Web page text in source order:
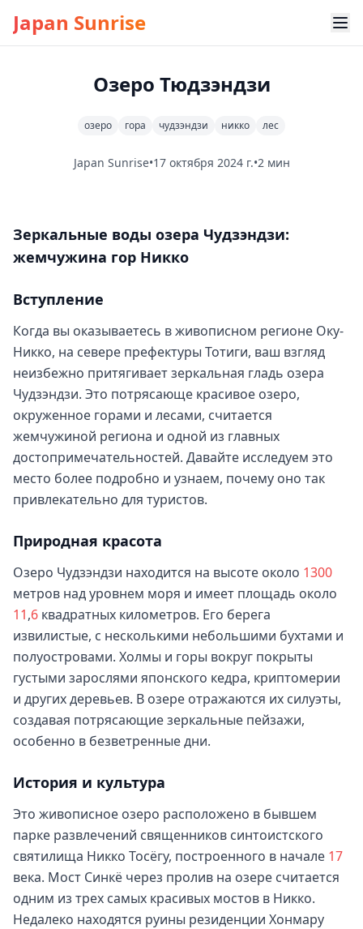
Japan Sunrise
Озеро Тюдзэндзи
озеро гора чудзэндзи никко лес
Japan Sunrise•17 октября 2024 г.•2 мин
Зеркальные воды озера Чудзэндзи:
жемчужина гор Никко
Вступление
Когда вы оказываетесь в живописном регионе Оку-
Никко, на севере префектуры Тотиги, ваш взгляд
неизбежно притягивает зеркальная гладь озера
Чудзэндзи. Это потрясающе красивое озеро,
окруженное горами и лесами, считается
жемчужиной региона и одной из главных
достопримечательностей. Давайте исследуем это
место более подробно и узнаем, почему оно так
привлекательно для туристов.
Природная красота
Озеро Чудзэндзи находится на высоте около 1300
метров над уровнем моря и имеет площадь около
11,6 квадратных километров. Его берега
извилистые, с несколькими небольшими бухтами и
полуостровами. Холмы и горы вокруг покрыты
густыми зарослями японского кедра, криптомерии
и других деревьев. В озере отражаются их силуэты,
создавая потрясающие зеркальные пейзажи,
особенно в безветренные дни.
История и культура
Это живописное озеро расположено в бывшем
парке развлечений священников синтоистского
святилища Никко Тосёгу, построенного в начале 17
века. Мост Синкё через пролив на озере считается
одним из трех самых красивых мостов в Никко.
Недалеко находятся руины резиденции Хонмару